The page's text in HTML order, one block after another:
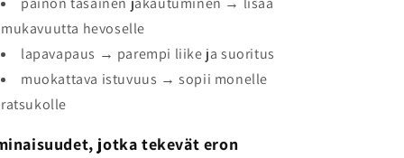
mukavuutta hevoselle
lapavapaus → parempi liike ja suoritus
muokattava istuvuus → sopii monelle
ratsukolle
jotka tekevät eron